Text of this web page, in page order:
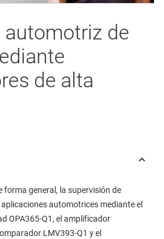
Video
automotriz de
de alta
forma general, la supervisión de
automotrices mediante el
OPA365-Q1, el amplificador
LMV393-Q1 y el